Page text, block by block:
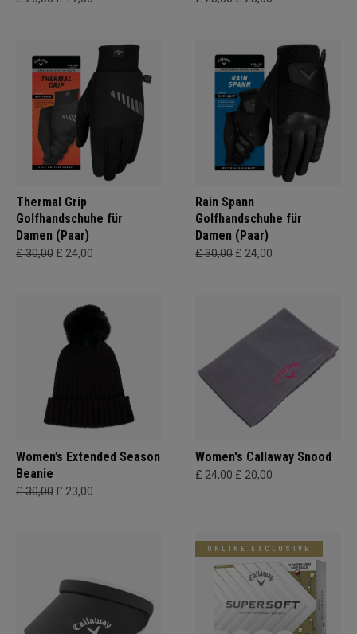
Thermal Grip
Golfhandschuhe für
Damen (Paar)
£ 30,00 £ 24,00
Rain Spann
Golfhandschuhe für
Damen (Paar)
£ 30,00 £ 24,00
Women’s Extended Season
Beanie
£ 30,00 £ 23,00
Women's Callaway Snood
£ 24,00 £ 20,00
ONLINE EXCLUSIVE